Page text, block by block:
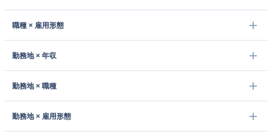
職種 × 雇用形態
勤務地 × 年収
勤務地 × 職種
勤務地 × 雇用形態